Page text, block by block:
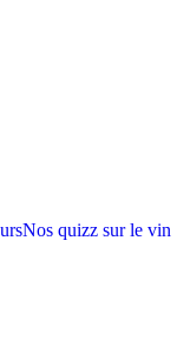
Nos quizz sur le vin